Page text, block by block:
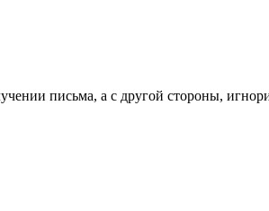
письма, а с другой стороны,